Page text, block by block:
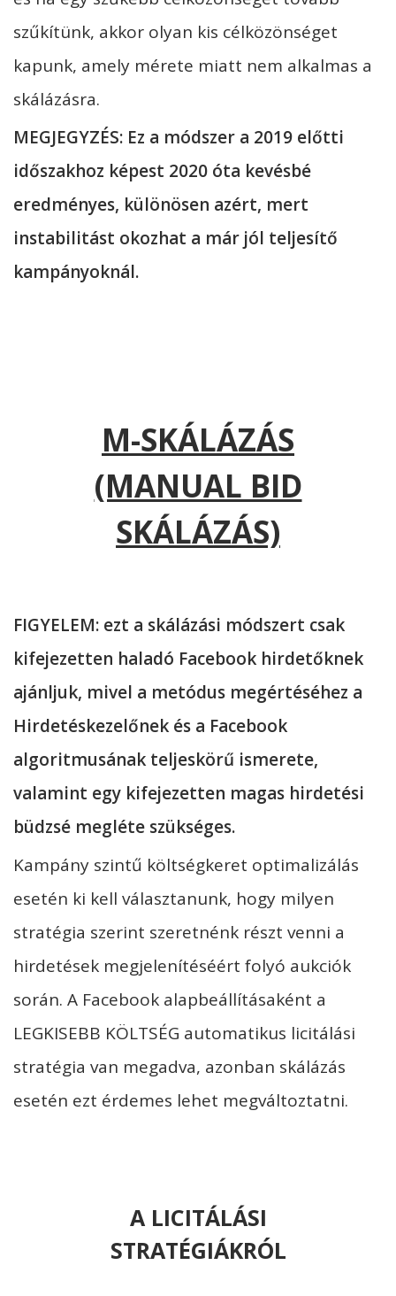
szűkítünk, akkor olyan kis célközönséget
kapunk, amely mérete miatt nem alkalmas a
skálázásra.
MEGJEGYZÉS: Ez a módszer a 2019 előtti
időszakhoz képest 2020 óta kevésbé
eredményes, különösen azért, mert
instabilitást okozhat a már jól teljesítő
kampányoknál.
M-SKÁLÁZÁS
(MANUAL BID
SKÁLÁZÁS)
FIGYELEM: ezt a skálázási módszert csak
kifejezetten haladó Facebook hirdetőknek
ajánljuk, mivel a metódus megértéséhez a
Hirdetéskezelőnek és a Facebook
algoritmusának teljeskörű ismerete,
valamint egy kifejezetten magas hirdetési
büdzsé megléte szükséges.
Kampány szintű költségkeret optimalizálás
esetén ki kell választanunk, hogy milyen
stratégia szerint szeretnénk részt venni a
hirdetések megjelenítéséért folyó aukciók
során. A Facebook alapbeállításaként a
LEGKISEBB KÖLTSÉG automatikus licitálási
stratégia van megadva, azonban skálázás
esetén ezt érdemes lehet megváltoztatni.
A LICITÁLÁSI
STRATÉGIÁKRÓL